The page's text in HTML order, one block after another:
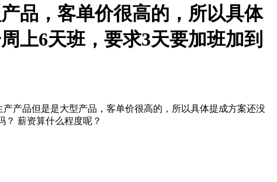
品，客单价很高的，所以具体
上6天班，要求3天要加班加到
产品但是是大型产品，客单价很高的，所以具体提成方案还没
？ 薪资算什么程度呢？